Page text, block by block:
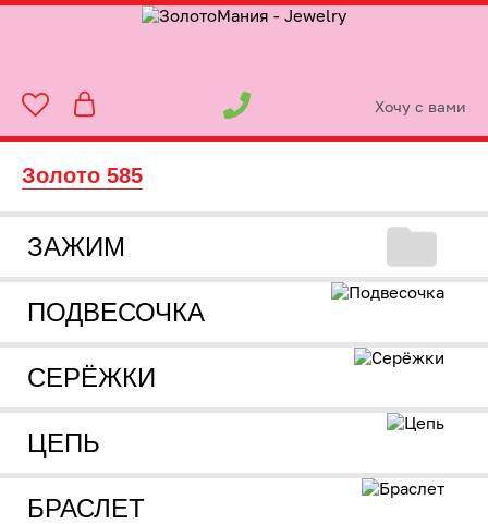
Хочу с вами
Золото 585
ЗАЖИМ
ПОДВЕСОЧКА
СЕРЁЖКИ
ЦЕПЬ
БРАСЛЕТ